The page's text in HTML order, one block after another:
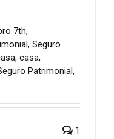
7th,
, Seguro
, casa,
Patrimonial,
1